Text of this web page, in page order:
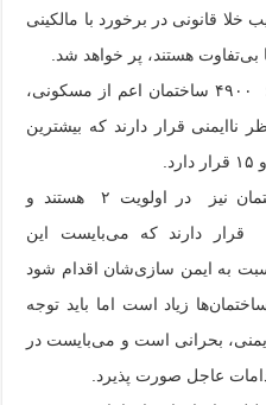
خلا قانونی در برخورد با مالکینی
هستند، پر خواهد شد.
به گفته رئیس کمیته عمران شورا؛ ۴۹۰۰ ساختمان اعم از مسکونی،
ناایمنی قرار دارند که بیشترین
شاکری با بیان اینکه ۲۰۰۰ ساختمان نیز در اولویت ۲ هستند و
قرار دارند که می‌بایست این
به ایمن سازی‌شان اقدام شود
زیاد است اما باید توجه
بحرانی است و می‌بایست در
عاجل صورت پذیرد.